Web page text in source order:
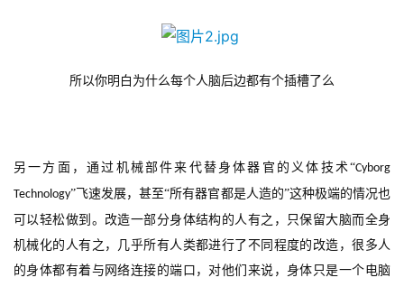
所以你明白为什么每个人脑后边都有个插槽了么
另一方面，通过机械部件来代替身体器官的义体技术“Cyborg
Technology”飞速发展，甚至“所有器官都是人造的”这种极端的情况也
可以轻松做到。改造一部分身体结构的人有之，只保留大脑而全身
机械化的人有之，几乎所有人类都进行了不同程度的改造，很多人
的身体都有着与网络连接的端口，对他们来说，身体只是一个电脑